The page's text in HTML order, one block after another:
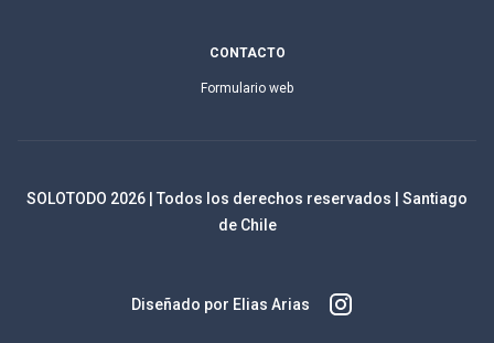
CONTACTO
Formulario web
SOLOTODO 2026 | Todos los derechos reservados | Santiago
de Chile
Diseñado por Elias Arias